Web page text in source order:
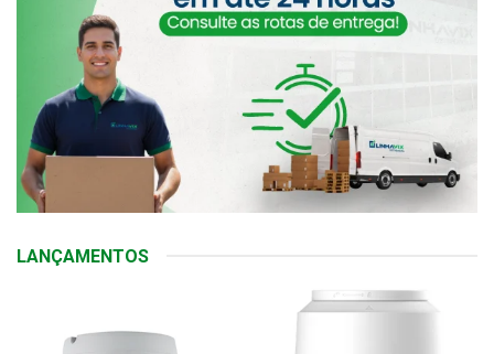
LANÇAMENTOS